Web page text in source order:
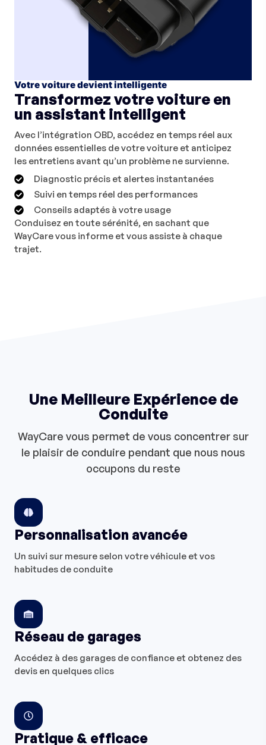
Votre voiture devient intelligente
Transformez votre voiture en
un assistant intelligent
Avec l’intégration OBD, accédez en temps réel aux
données essentielles de votre voiture et anticipez
les entretiens avant qu’un problème ne survienne.
Diagnostic précis et alertes instantanées
Suivi en temps réel des performances
Conseils adaptés à votre usage
Conduisez en toute sérénité, en sachant que
WayCare vous informe et vous assiste à chaque
trajet.
Une Meilleure Expérience de
Conduite
WayCare vous permet de vous concentrer sur
le plaisir de conduire pendant que nous nous
occupons du reste
Personnalisation avancée
Un suivi sur mesure selon votre véhicule et vos
habitudes de conduite
Réseau de garages
Accédez à des garages de confiance et obtenez des
devis en quelques clics
Pratique & efficace